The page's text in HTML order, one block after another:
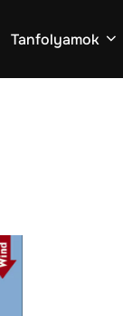
Tanfolyamok